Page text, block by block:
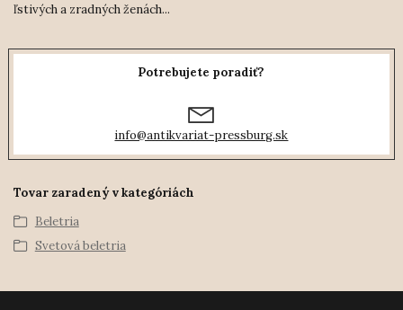
ľstivých a zradných ženách...
Potrebujete poradiť?
info@antikvariat-pressburg.sk
Tovar zaradený v kategóriách
Beletria
Svetová beletria